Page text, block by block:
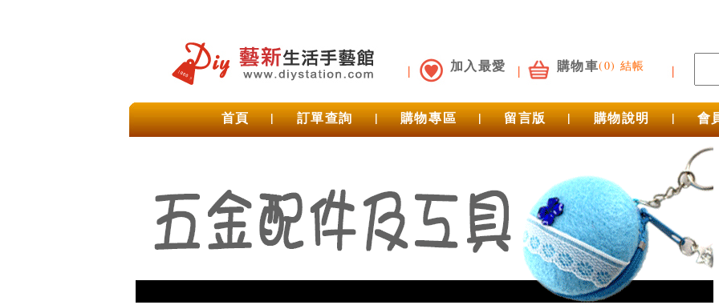
加入最愛 購物車(0) 結帳
首頁 | 訂單查詢 | 購物專區 | 留言版 | 購物說明 | 會